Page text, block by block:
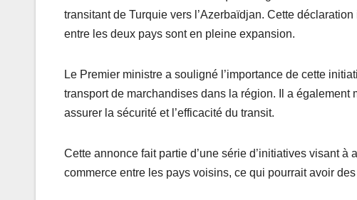
transitant de Turquie vers l’Azerbaïdjan. Cette
entre les deux pays sont en pleine expansion.
Le Premier ministre a souligné l’importance de cette
transport de marchandises dans la région. Il a
assurer la sécurité et l’efficacité du transit.
Cette annonce fait partie d’une série d’initiatives visant
commerce entre les pays voisins, ce qui pourrait avoir